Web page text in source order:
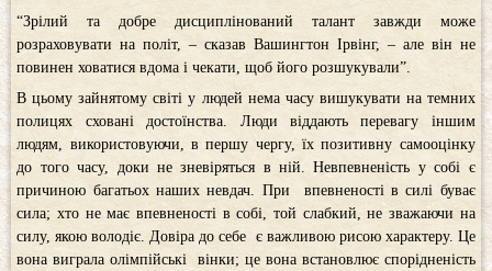
“Зрілий та добре дисциплінований талант завжди може
розраховувати на політ, – сказав Вашингтон Ірвінг, – але він не
повинен ховатися вдома і чекати, щоб його розшукували”.
В цьому зайнятому світі у людей нема часу вишукувати на темних
полицях сховані достоїнства. Люди віддають перевагу іншим
людям, використовуючи, в першу чергу, їх позитивну самооцінку
до того часу, доки не зневіряться в ній. Невпевненість у собі є
причиною багатьох наших невдач. При впевненості в силі буває
сила; хто не має впевненості в собі, той слабкий, не зважаючи на
силу, якою володіє. Довіра до себе є важливою рисою характеру. Це
вона виграла олімпійські вінки; це вона встановлює спорідненість